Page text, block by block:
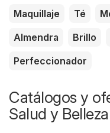
Maquillaje Té
Almendra
Brillo
Perfeccionador
Catálogos y
Salud y